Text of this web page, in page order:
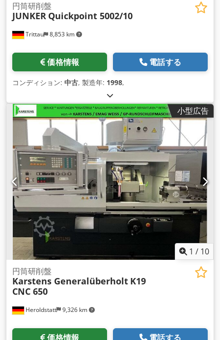
Trittau 8,853 km
円筒研削盤
JUNKER Quickpoint 5002/10
価格情報 電話する
コンディション: 中古, 製造年: 1998,
小型広告
1 / 10
Heroldstatt 9,326 km
円筒研削盤
Karstens Generalüberholt K19
CNC 650
価格情報 電話する